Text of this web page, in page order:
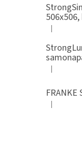
|
|
|